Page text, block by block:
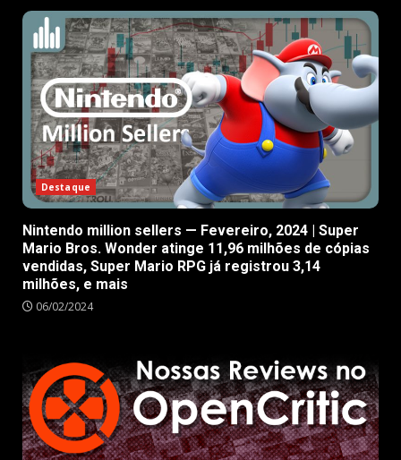
Destaque
Nintendo million sellers — Fevereiro, 2024 | Super
Mario Bros. Wonder atinge 11,96 milhões de cópias
vendidas, Super Mario RPG já registrou 3,14
milhões, e mais
06/02/2024